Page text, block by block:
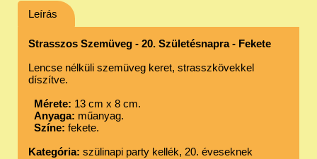
Leírás
Strasszos Szemüveg - 20. Születésnapra - Fekete
Lencse nélküli szemüveg keret, strasszkövekkel
díszítve.
Mérete: 13 cm x 8 cm.
Anyaga: műanyag.
Színe: fekete.
Kategória: szülinapi party kellék, 20. éveseknek